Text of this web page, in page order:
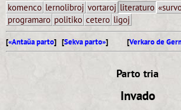
komenco lernolibroj vortaroj literaturo
programaro politiko cetero ligoj
[«Antaŭa parto] [Sekva parto»] [Verkaro de
Parto tria
Invado